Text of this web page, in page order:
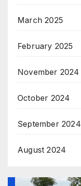
March 2025
February 2025
November 2024
October 2024
September 2024
August 2024